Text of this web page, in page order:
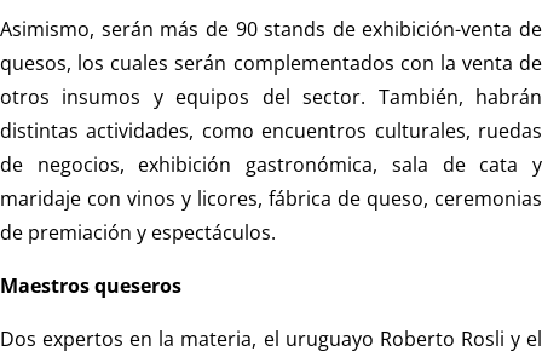
Asimismo, serán más de 90 stands de exhibición-venta de
quesos, los cuales serán complementados con la venta de
otros insumos y equipos del sector. También, habrán
distintas actividades, como encuentros culturales, ruedas
de negocios, exhibición gastronómica, sala de cata y
maridaje con vinos y licores, fábrica de queso, ceremonias
de premiación y espectáculos.
Maestros queseros
Dos expertos en la materia, el uruguayo Roberto Rosli y el